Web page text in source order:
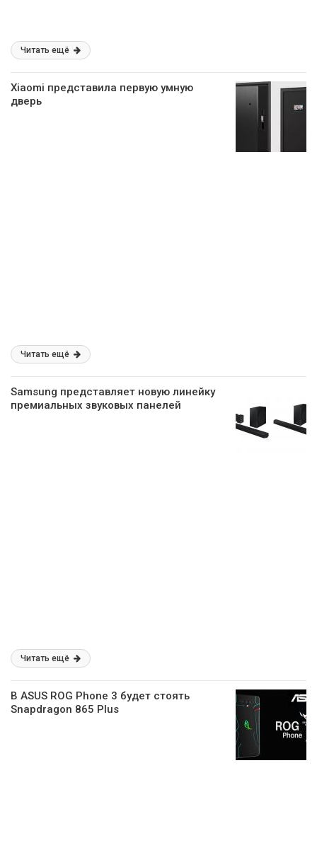
Читать ещё
Xiaomi представила первую умную
дверь
Читать ещё
Samsung представляет новую линейку
премиальных звуковых панелей
Читать ещё
В ASUS ROG Phone 3 будет стоять
Snapdragon 865 Plus